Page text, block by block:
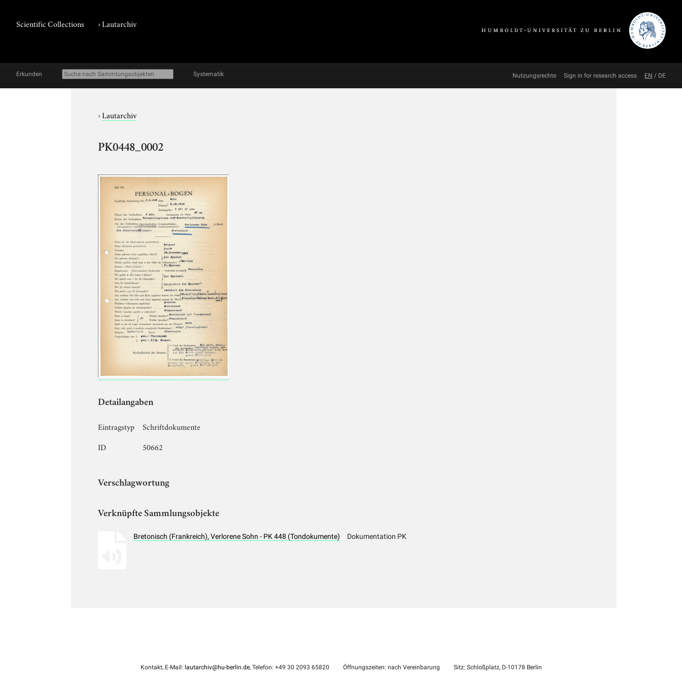
Scientific Collections ›Lautarchiv
Erkunden Systematik Nutzungsrechte Sign in for research access EN / DE
›Lautarchiv
PK0448_0002
Detailangaben
Eintragstyp
Schriftdokumente
ID
50662
Verschlagwortung
Verknüpfte Sammlungsobjekte
Bretonisch (Frankreich), Verlorene Sohn - PK 448 (Tondokumente) Dokumentation PK
Kontakt, E-Mail: lautarchiv@hu-berlin.de, Telefon: +49 30 2093 65820 Öffnungszeiten: nach Vereinbarung Sitz: Schloßplatz, D-10178 Berlin